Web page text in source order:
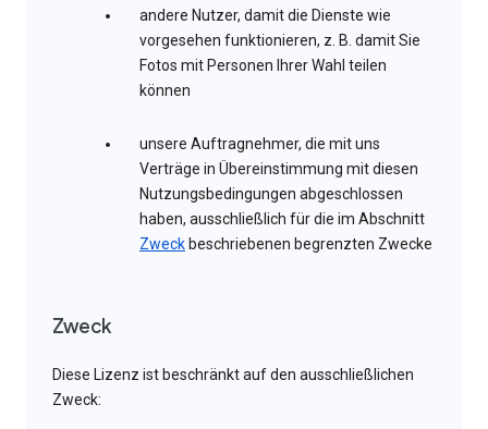
andere Nutzer, damit die Dienste wie
vorgesehen funktionieren, z. B. damit Sie
Fotos mit Personen Ihrer Wahl teilen
können
unsere Auftragnehmer, die mit uns
Verträge in Übereinstimmung mit diesen
Nutzungsbedingungen abgeschlossen
haben, ausschließlich für die im Abschnitt
Zweck beschriebenen begrenzten Zwecke
Zweck
Diese Lizenz ist beschränkt auf den ausschließlichen
Zweck: